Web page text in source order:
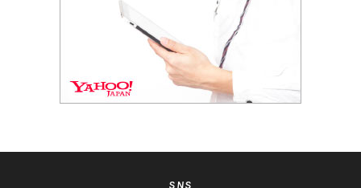
SNS